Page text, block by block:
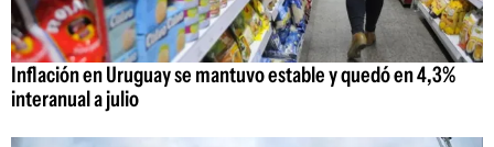
Inflación en Uruguay se mantuvo estable y quedó en 4,3%
interanual a julio